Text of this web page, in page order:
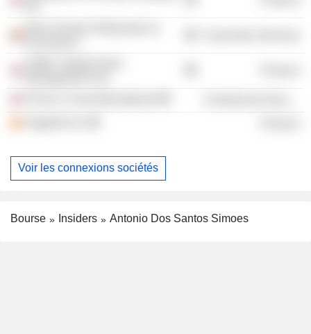
Voir les connexions sociétés
Bourse Insiders Antonio Dos Santos Simoes